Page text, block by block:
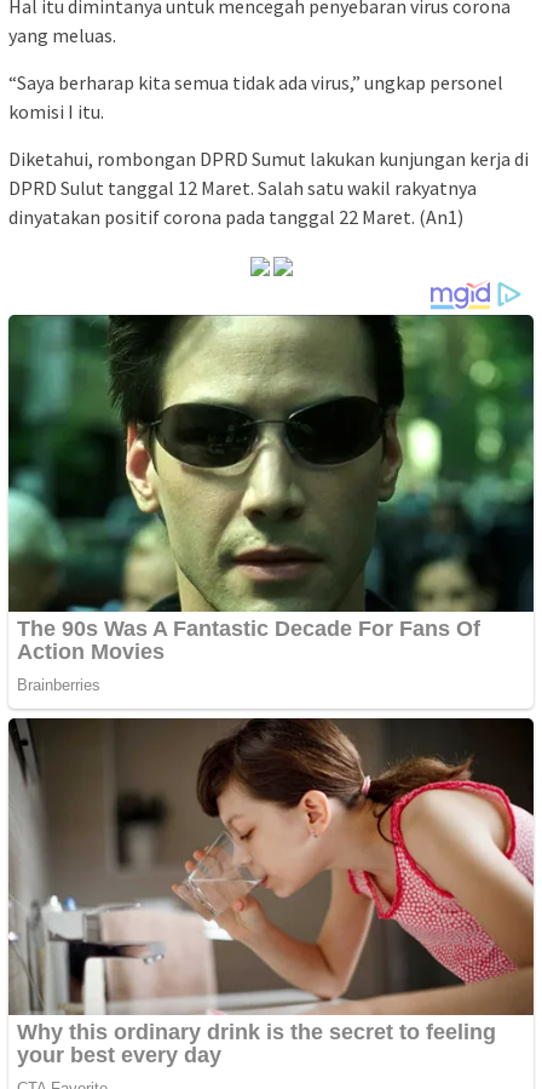
Hal itu dimintanya untuk mencegah penyebaran virus corona
yang meluas.
“Saya berharap kita semua tidak ada virus,” ungkap personel
komisi I itu.
Diketahui, rombongan DPRD Sumut lakukan kunjungan kerja di
DPRD Sulut tanggal 12 Maret. Salah satu wakil rakyatnya
dinyatakan positif corona pada tanggal 22 Maret. (An1)